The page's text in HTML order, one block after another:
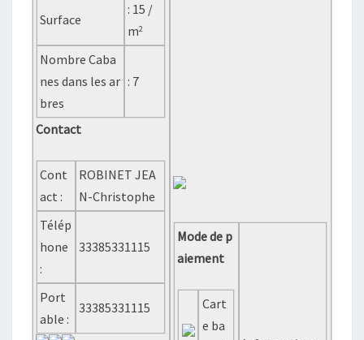
Surface
: 15 /
m2
Nombre Caba
nes dans les ar
bres
: 7
Contact
Cont
act :
ROBINET JEA
N-Christophe
Télép
hone
:
33385331115
Port
able :
33385331115
Mode de p
aiement
Cart
e ba